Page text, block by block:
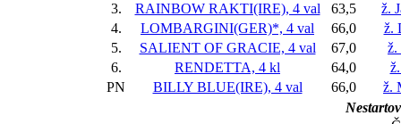
3.
RAINBOW RAKTI(IRE), 4 val 63,5
ž.
4.
LOMBARGINI(GER)*, 4 val 66,0
ž.
5.
SALIENT OF GRACIE, 4 val 67,0
ž.
6.
RENDETTA, 4 kl 64,0
PN
BILLY BLUE(IRE), 4 val 66,0
ž.